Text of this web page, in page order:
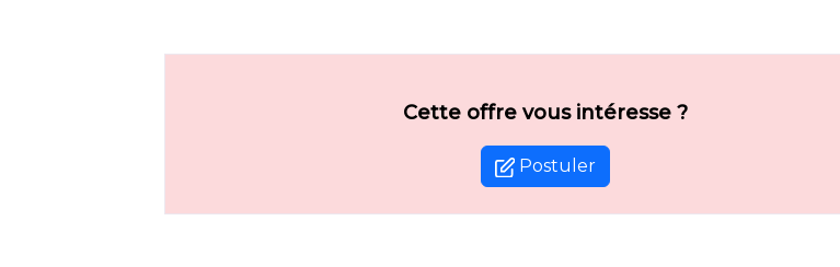
Cette offre vous intéresse ?
Postuler